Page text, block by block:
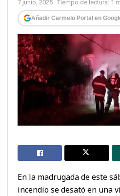
7 junio, 2025 Tiempo de lectura: 1
Añadir Carmelo Portal en
En la madrugada de este
incendio se desató en una